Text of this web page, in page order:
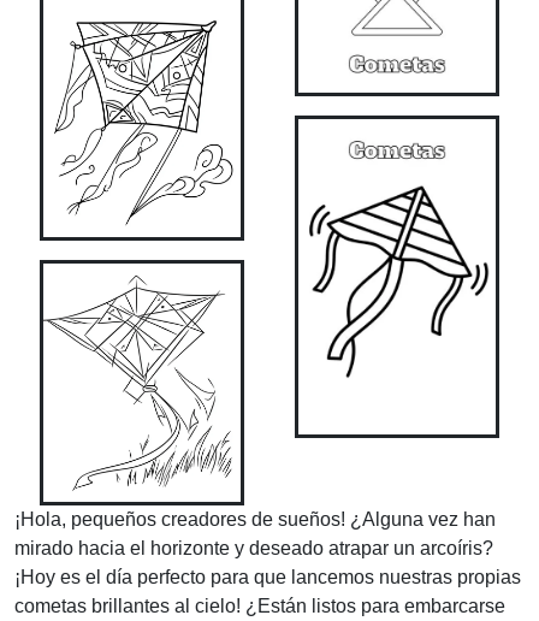
¡Hola, pequeños creadores de sueños! ¿Alguna vez han
mirado hacia el horizonte y deseado atrapar un arcoíris?
¡Hoy es el día perfecto para que lancemos nuestras propias
cometas brillantes al cielo! ¿Están listos para embarcarse